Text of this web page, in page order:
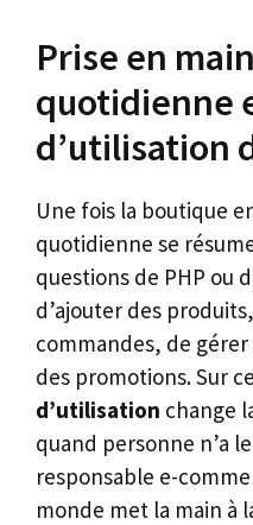
Prise en
quotidienne
d’utilisation
Une fois la boutique
quotidienne se
questions de PHP ou
d’ajouter des
commandes, de
des promotions. Sur
d’utilisation change
quand personne n’a
responsable e-
monde met la main à